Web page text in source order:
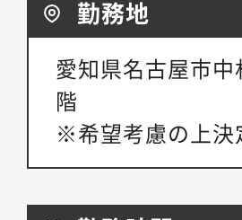
勤務地
愛知県名古屋市
階
※希望考慮の上決